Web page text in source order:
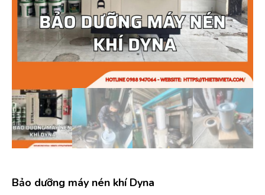
Bảo dưỡng máy nén khí Dyna